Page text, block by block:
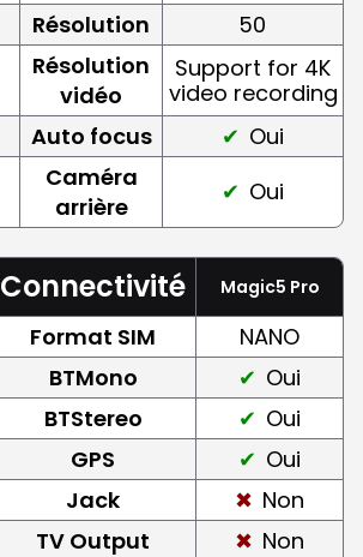
Résolution
50
Résolution
vidéo
Support for 4K
video recording
Auto focus
Oui
Caméra
arrière
Oui
Connectivité Magic5 Pro
Format SIM
NANO
BTMono
Oui
BTStereo
Oui
GPS
Oui
Jack
Non
TV Output
Non